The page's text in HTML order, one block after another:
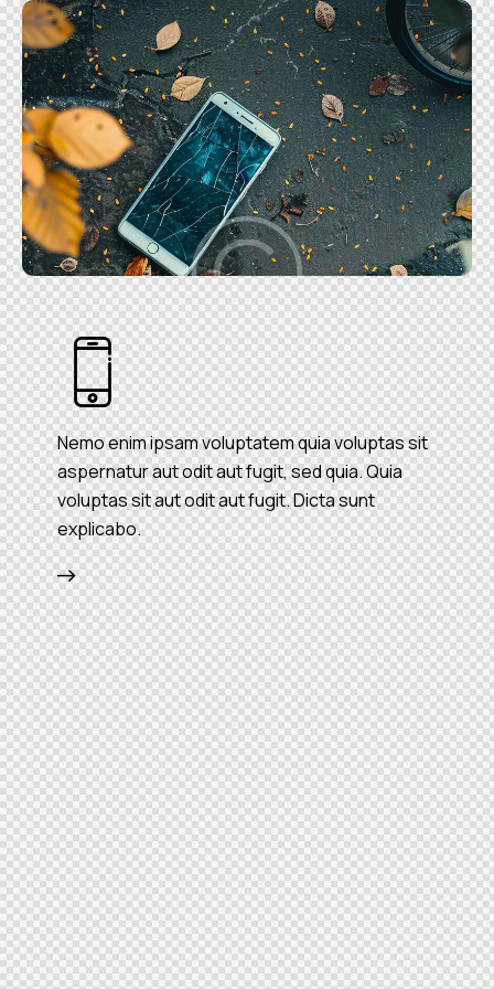
Nemo enim ipsam voluptatem quia voluptas sit
aspernatur aut odit aut fugit, sed quia. Quia
voluptas sit aut odit aut fugit. Dicta sunt
explicabo.